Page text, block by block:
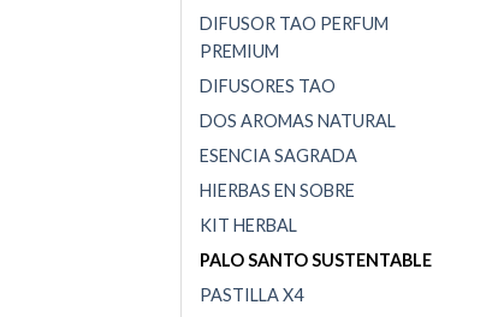
DIFUSOR TAO PERFUM
PREMIUM
DIFUSORES TAO
DOS AROMAS NATURAL
ESENCIA SAGRADA
HIERBAS EN SOBRE
KIT HERBAL
PALO SANTO SUSTENTABLE
PASTILLA X4